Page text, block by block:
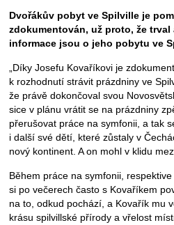
Dvořákův pobyt ve Spilville je
zdokumentován, už proto, že trval
informace jsou o jeho pobytu ve
„Díky Josefu Kovaříkovi je
k rozhodnutí strávit prázdniny ve
že právě dokončoval svou
sice v plánu vrátit se na prázdniny
přerušovat práce na symfonii, a tak
i další své dětí, které zůstaly v
nový kontinent. A on mohl v klidu
Během práce na symfonii,
si po večerech často s Kovaříkem
na to, odkud pochází, a Kovařík mu
krásu spilvillské přírody a vřelost